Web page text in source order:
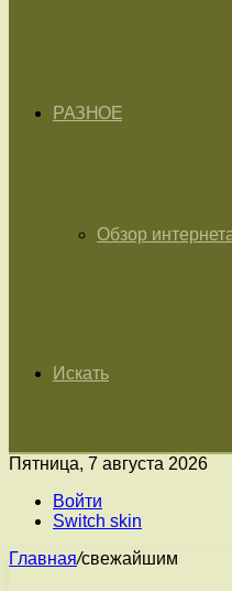
РАЗНОЕ
Обзор
Искать
Пятница, 7 августа 2026
Войти
Switch skin
Главная/свежайшим